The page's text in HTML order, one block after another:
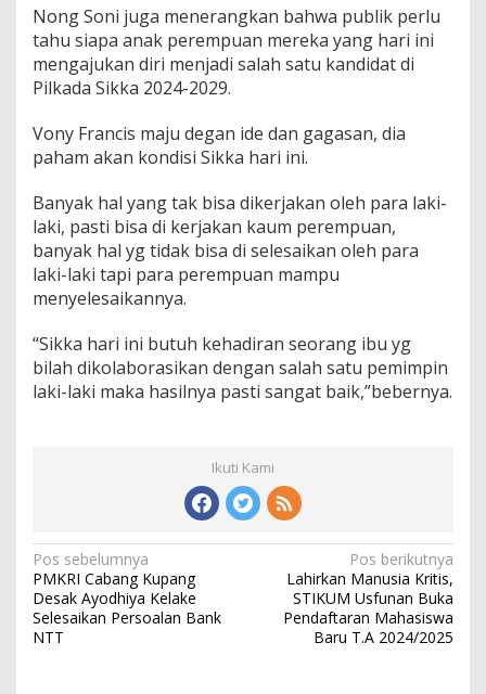
Nong Soni juga menerangkan bahwa publik perlu
tahu siapa anak perempuan mereka yang hari ini
mengajukan diri menjadi salah satu kandidat di
Pilkada Sikka 2024-2029.
Vony Francis maju degan ide dan gagasan, dia
paham akan kondisi Sikka hari ini.
Banyak hal yang tak bisa dikerjakan oleh para laki-
laki, pasti bisa di kerjakan kaum perempuan,
banyak hal yg tidak bisa di selesaikan oleh para
laki-laki tapi para perempuan mampu
menyelesaikannya.
“Sikka hari ini butuh kehadiran seorang ibu yg
bilah dikolaborasikan dengan salah satu pemimpin
laki-laki maka hasilnya pasti sangat baik,”bebernya.
Ikuti Kami
N
a
v
i
Pos sebelumnya
PMKRI Cabang Kupang
Desak Ayodhiya Kelake
Selesaikan Persoalan Bank
NTT
Pos berikutnya
Lahirkan Manusia Kritis,
STIKUM Usfunan Buka
Pendaftaran Mahasiswa
Baru T.A 2024/2025